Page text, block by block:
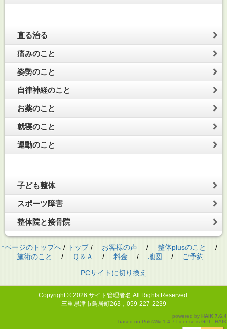
直る治る
痛みのこと
姿勢のこと
自律神経のこと
お薬のこと
就寝のこと
運動のこと
子ども整体
スポーツ障害
整体院と接骨院
↑ページのトップへ/ トップ/ お客様の声 / 整体plusのこと
/
施術のこと
/ Ｑ＆Ａ / 料金 / 地図 /
ご予約
PCサイトに切り換え
Copyright © 2026 サイト管理者名 All Rights Reserved.
三重県津市鳥居町263，059-227-2239
powered by HAIK 7.6.4
based on PukiWiki 1.4.7 License is GPL HAIK